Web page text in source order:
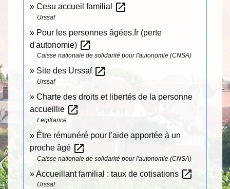
Cesu accueil familial open_in_new
Urssaf
Pour les personnes âgées.fr (perte
d'autonomie) open_in_new
Caisse nationale de solidarité pour l'autonomie (CNSA)
Site des Urssaf open_in_new
Urssaf
Charte des droits et libertés de la personne
accueillie open_in_new
Legifrance
Être rémunéré pour l'aide apportée à un
proche âgé open_in_new
Caisse nationale de solidarité pour l'autonomie (CNSA)
Accueillant familial : taux de cotisations open_in_new
Urssaf